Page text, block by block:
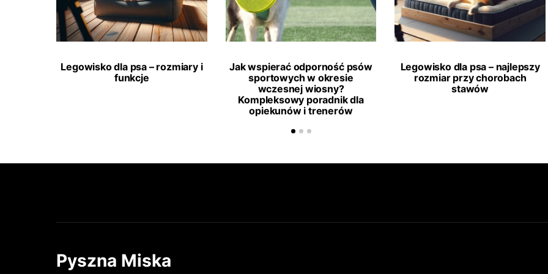
Legowisko dla psa – rozmiary i
funkcje
Jak wspierać odporność psów
sportowych w okresie
wczesnej wiosny?
Kompleksowy poradnik dla
opiekunów i trenerów
Legowisko dla psa – najlepszy
rozmiar przy chorobach
stawów
Pyszna Miska